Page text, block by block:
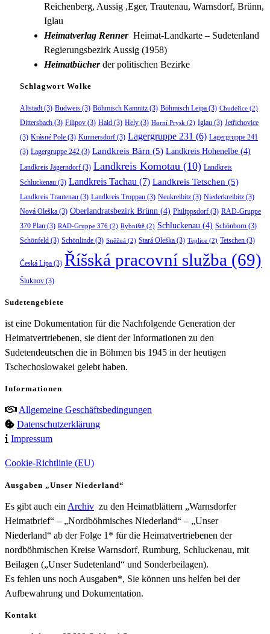
Reichenberg, Aussig ,Eger, Trautenau, Warnsdorf, Brünn,
Iglau
Heimatverlag Renner Heimat-Landkarte – Sudetenland
Regierungsbezirk Aussig (1958)
Heimatbücherder politischen Bezirke
Schlagwort Wolke
Altstadt(3) Budweis (3) Böhmisch Kamnitz (3) Böhmisch Leipa (3) Chudeřice (2)
Dittersbach (3) Filipov (3) Haid (3) Hely (3) Horní Prysk (2) Iglau (3) Jetřichovice
(3) Krásné Pole (3) Kunnersdorf (3) Lagergruppe 231 (6) Lagergruppe 241
(3) Lagergruppe 242 (3) Landkreis Bärn (5) Landkreis Hohenelbe (4)
Landkreis Jägerndorf (3) Landkreis Komotau (10) Landkreis
Schluckenau (3) Landkreis Tachau (7) Landkreis Tetschen (5)
Landkreis Trautenau (3) Landkreis Troppau (3) Neukreibitz (3) Niederkreibitz (3)
Nová Oleška (3) Oberlandratsbezirk Brünn (4) Philippsdorf (3) RAD-Gruppe
370 Plan (3) RAD-Gruppe 376 (2) Rybniště (2) Schluckenau (4) Schönborn (3)
Schönfeld (3) Schönlinde (3) Sněžná (2) Stará Oleška (3) Teplice (2) Tetschen (3)
Česká Lípa (3) Říšská pracovní služba (69)
Šluknov (3)
Sudetengebiete
ist eine Dokumentation für die Nachfolgende Generation der
Heimatvertriebenen, sie dient der Informationen zu den
Sudetendeutschen die in Böhmen bis 1945 in der heutigen
Tschechoslowakei gelebt haben.
Informationen
Allgemeine Geschäftsbedingungen
Datenschutzerklärung
Impressum
Cookie-Richtlinie (EU)
Ausgaben „Unser Niederland“
Es gibt auch ein Archiv zu den Heimatblättern „Warnsdorfer
Heimatbrief“ – „Nordböhmisches Niederland“ – „Unser
Niederland“ ab der Folge 1* für die Heimatvertriebenen der
nordböhmischen Kreise Warnsdorf, Rumburg, Schluckenau, mit
Beilagen („Unser Sudetenland“ und Sonderbeilagen).
Es fehlen uns noch Ausgaben*, Sie können uns helfen bei der
Aufbewahrung und Dokumentation.
Kontakt